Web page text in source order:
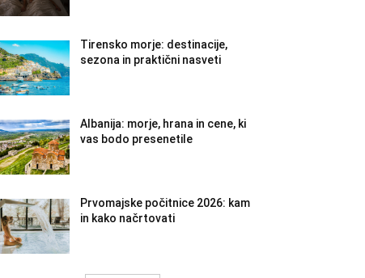
Tirensko morje: destinacije,
sezona in praktični nasveti
Albanija: morje, hrana in cene, ki
vas bodo presenetile
Prvomajske počitnice 2026: kam
in kako načrtovati